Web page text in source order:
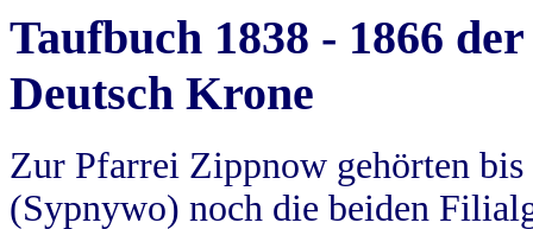
Taufbuch 1838 - 1866
Deutsch Krone
Zur Pfarrei Zippnow gehörten
(Sypnywo) noch die beiden